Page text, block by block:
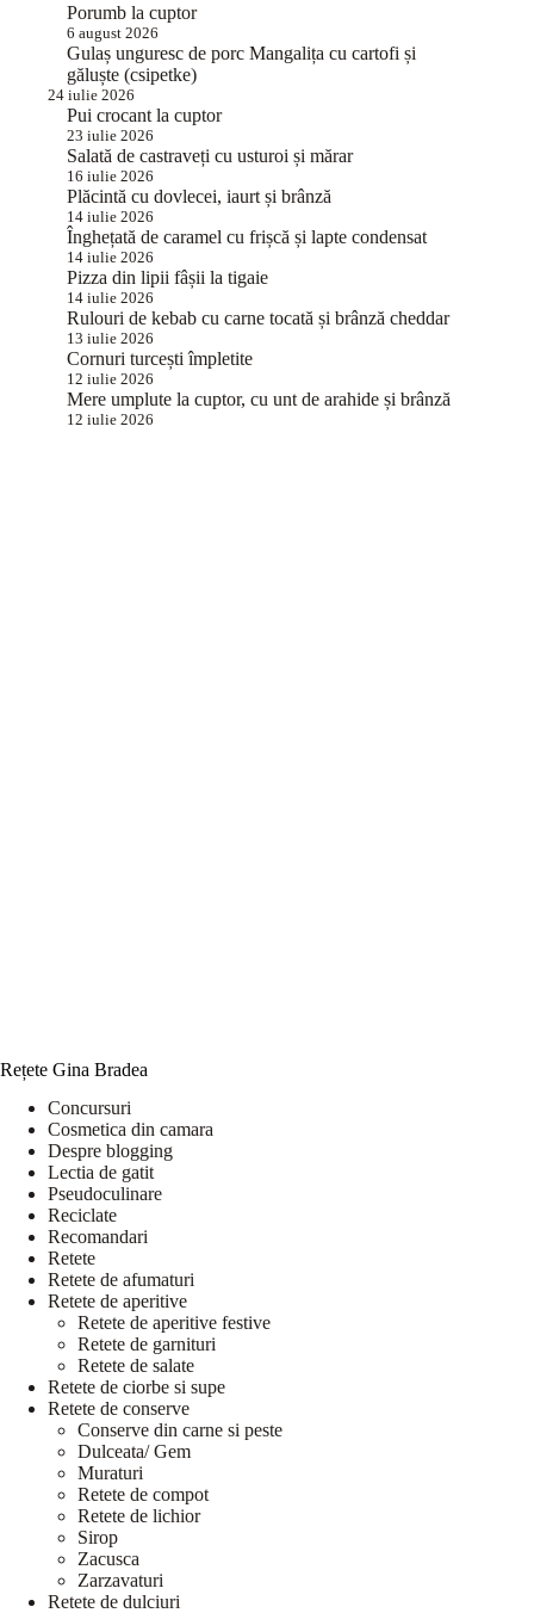
Porumb la cuptor
6 august 2026
Gulaș unguresc de porc Mangalița cu cartofi și
găluște (csipetke)
24 iulie 2026
Pui crocant la cuptor
23 iulie 2026
Salată de castraveți cu usturoi și mărar
16 iulie 2026
Plăcintă cu dovlecei, iaurt și brânză
14 iulie 2026
Înghețată de caramel cu frișcă și lapte condensat
14 iulie 2026
Pizza din lipii fâșii la tigaie
14 iulie 2026
Rulouri de kebab cu carne tocată și brânză cheddar
13 iulie 2026
Cornuri turcești împletite
12 iulie 2026
Mere umplute la cuptor, cu unt de arahide și brânză
12 iulie 2026
Rețete Gina Bradea
Concursuri
Cosmetica din camara
Despre blogging
Lectia de gatit
Pseudoculinare
Reciclate
Recomandari
Retete
Retete de afumaturi
Retete de aperitive
Retete de aperitive festive
Retete de garnituri
Retete de salate
Retete de ciorbe si supe
Retete de conserve
Conserve din carne si peste
Dulceata/ Gem
Muraturi
Retete de compot
Retete de lichior
Sirop
Zacusca
Zarzavaturi
Retete de dulciuri